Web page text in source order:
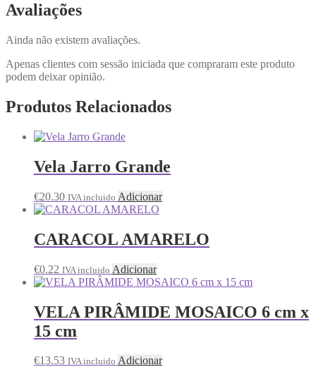
Avaliações
Ainda não existem avaliações.
Apenas clientes com sessão iniciada que compraram este produto
podem deixar opinião.
Produtos Relacionados
Vela Jarro Grande
€20.30 IVA incluido Adicionar
CARACOL AMARELO
€0.22 IVA incluido Adicionar
VELA PIRÂMIDE MOSAICO 6 cm x
15 cm
€13.53 IVA incluido Adicionar